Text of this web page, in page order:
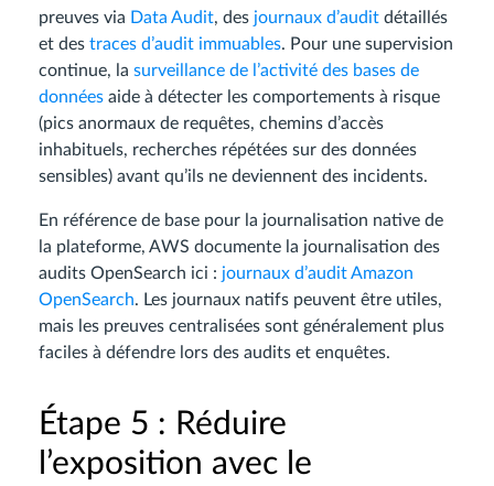
preuves via Data Audit, des journaux d’audit détaillés
et des traces d’audit immuables. Pour une supervision
continue, la surveillance de l’activité des bases de
données aide à détecter les comportements à risque
(pics anormaux de requêtes, chemins d’accès
inhabituels, recherches répétées sur des données
sensibles) avant qu’ils ne deviennent des incidents.
En référence de base pour la journalisation native de
la plateforme, AWS documente la journalisation des
audits OpenSearch ici : journaux d’audit Amazon
OpenSearch. Les journaux natifs peuvent être utiles,
mais les preuves centralisées sont généralement plus
faciles à défendre lors des audits et enquêtes.
Étape 5 : Réduire
l’exposition avec le